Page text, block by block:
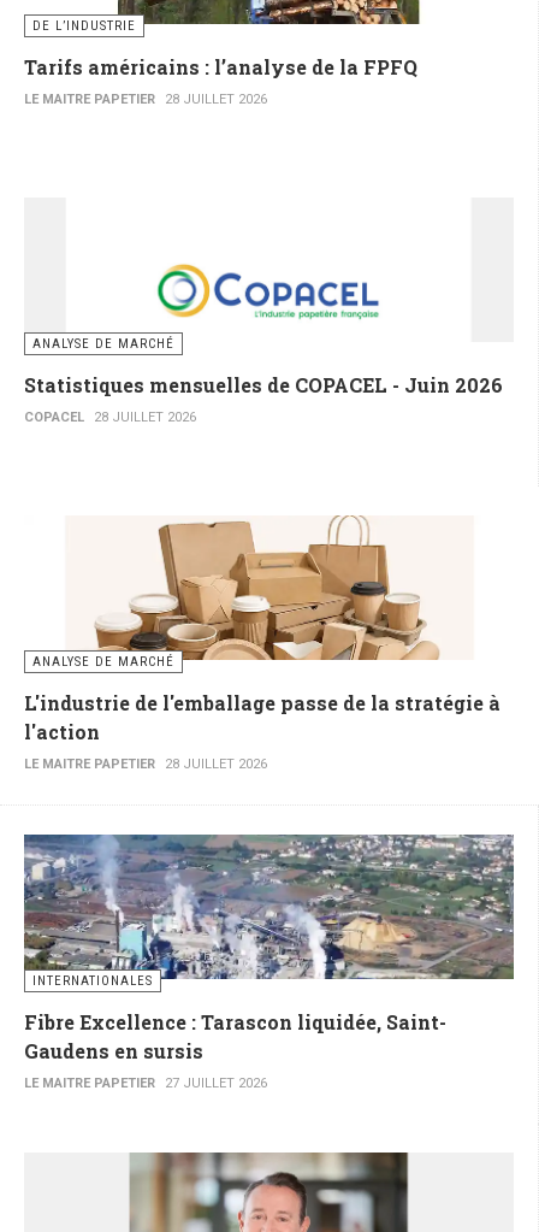
DE L’INDUSTRIE
Tarifs américains : l’analyse de la FPFQ
LE MAITRE PAPETIER 28 JUILLET 2026
ANALYSE DE MARCHÉ
Statistiques mensuelles de COPACEL - Juin 2026
COPACEL 28 JUILLET 2026
ANALYSE DE MARCHÉ
L'industrie de l'emballage passe de la stratégie à
l'action
LE MAITRE PAPETIER 28 JUILLET 2026
INTERNATIONALES
Fibre Excellence : Tarascon liquidée, Saint-
Gaudens en sursis
LE MAITRE PAPETIER 27 JUILLET 2026